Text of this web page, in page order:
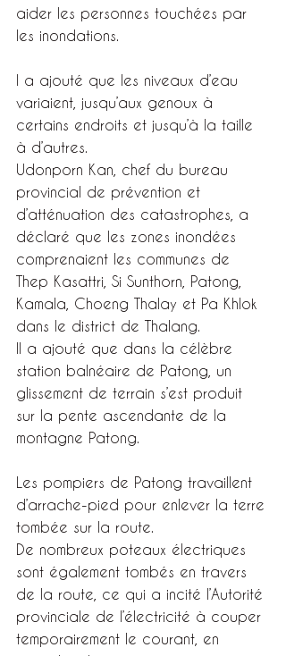
aider les personnes touchées par
les inondations.
l a ajouté que les niveaux d’eau
variaient, jusqu’aux genoux à
certains endroits et jusqu’à la taille
à d’autres.
Udonporn Kan, chef du bureau
provincial de prévention et
d’atténuation des catastrophes, a
déclaré que les zones inondées
comprenaient les communes de
Thep Kasattri, Si Sunthorn, Patong,
Kamala, Choeng Thalay et Pa Khlok
dans le district de Thalang.
Il a ajouté que dans la célèbre
station balnéaire de Patong, un
glissement de terrain s’est produit
sur la pente ascendante de la
montagne Patong.
Les pompiers de Patong travaillent
d’arrache-pied pour enlever la terre
tombée sur la route.
De nombreux poteaux électriques
sont également tombés en travers
de la route, ce qui a incité l’Autorité
provinciale de l’électricité à couper
temporairement le courant, en